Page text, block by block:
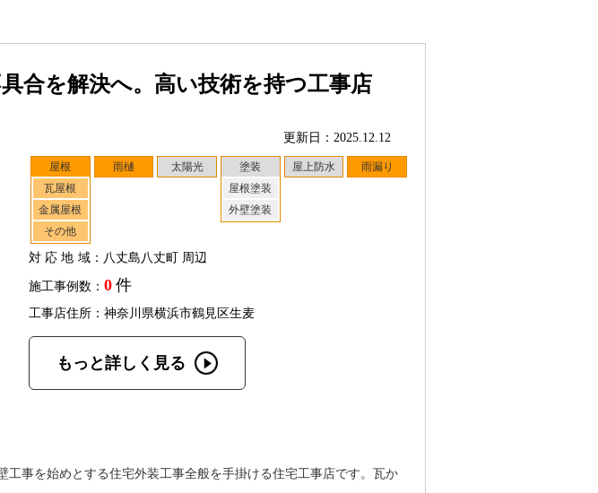
合を解決へ。高い技術を持つ工事店
更新日：2025.12.12
屋根
瓦屋根
金属屋根
その他
雨樋 太陽光
塗装
屋根塗装
外壁塗装
屋上防水 雨漏り
対応地域：八丈島八丈町 周辺
施工事例数： 0 件
工事店住所：神奈川県横浜市鶴見区生麦
もっと詳しく見る
事を始めとする住宅外装工事全般を手掛ける住宅工事店です。瓦か